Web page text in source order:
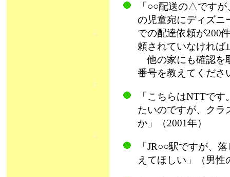
「○○配送の△です
の児童宛にディズニ
での配達依頼が200
頼されていなければ
他の家にも確認を
番号を教えてくださ
「こちらはNTTで
たいのですが、クラ
か」（2001年）
「JR○○駅ですが、
えてほしい」（男性